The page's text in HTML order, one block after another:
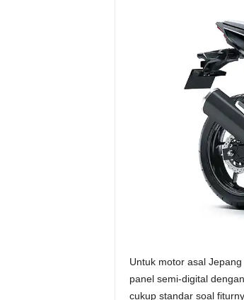
Untuk motor asal
panel semi-digital
cukup standar soal